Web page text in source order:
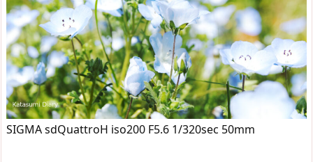
SIGMA sdQuattroH iso200 F5.6 1/320sec 50mm